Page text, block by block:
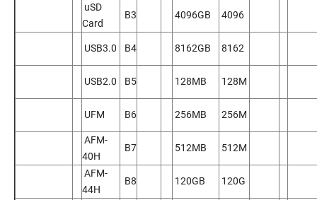
uSD
Card
B3 4096GB 4096
USB3.0 B4 8162GB 8162
USB2.0 B5 128MB 128M
UFM B6 256MB 256M
AFM-
40H
B7 512MB 512M
AFM-
44H
B8 120GB 120G